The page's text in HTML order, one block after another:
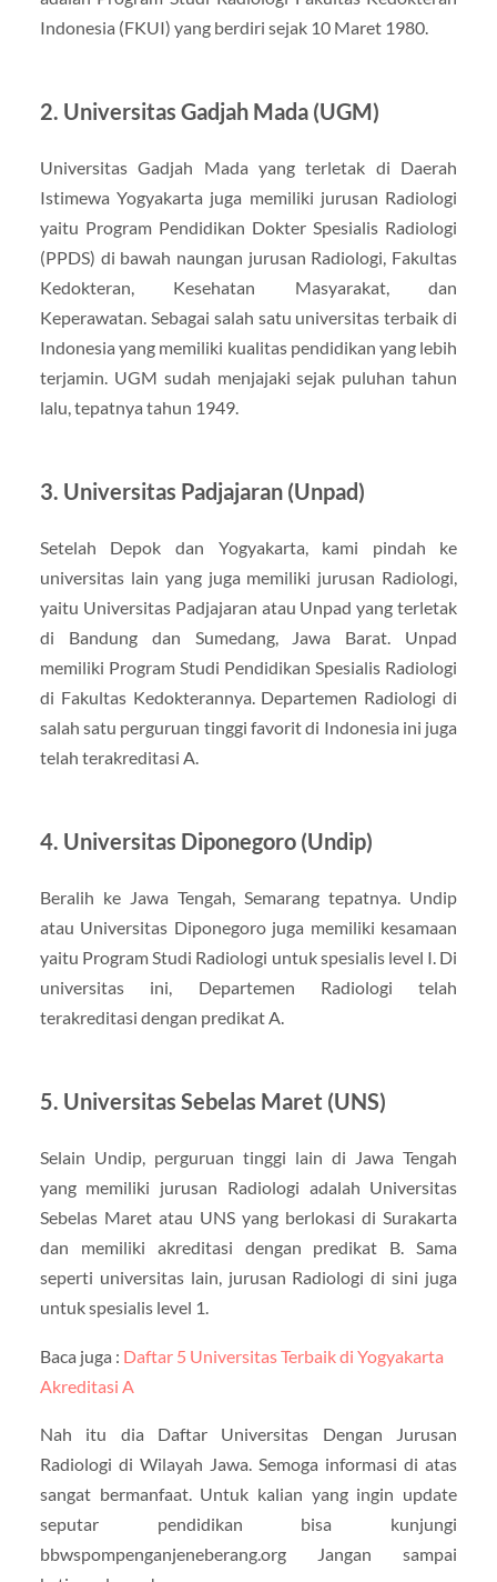
Indonesia (FKUI) yang berdiri sejak 10 Maret 1980.
2. Universitas Gadjah Mada (UGM)
Universitas Gadjah Mada yang terletak di Daerah
Istimewa Yogyakarta juga memiliki jurusan Radiologi
yaitu Program Pendidikan Dokter Spesialis Radiologi
(PPDS) di bawah naungan jurusan Radiologi, Fakultas
Kedokteran, Kesehatan Masyarakat, dan
Keperawatan. Sebagai salah satu universitas terbaik di
Indonesia yang memiliki kualitas pendidikan yang lebih
terjamin. UGM sudah menjajaki sejak puluhan tahun
lalu, tepatnya tahun 1949.
3. Universitas Padjajaran (Unpad)
Setelah Depok dan Yogyakarta, kami pindah ke
universitas lain yang juga memiliki jurusan Radiologi,
yaitu Universitas Padjajaran atau Unpad yang terletak
di Bandung dan Sumedang, Jawa Barat. Unpad
memiliki Program Studi Pendidikan Spesialis Radiologi
di Fakultas Kedokterannya. Departemen Radiologi di
salah satu perguruan tinggi favorit di Indonesia ini juga
telah terakreditasi A.
4. Universitas Diponegoro (Undip)
Beralih ke Jawa Tengah, Semarang tepatnya. Undip
atau Universitas Diponegoro juga memiliki kesamaan
yaitu Program Studi Radiologi untuk spesialis level I. Di
universitas ini, Departemen Radiologi telah
terakreditasi dengan predikat A.
5. Universitas Sebelas Maret (UNS)
Selain Undip, perguruan tinggi lain di Jawa Tengah
yang memiliki jurusan Radiologi adalah Universitas
Sebelas Maret atau UNS yang berlokasi di Surakarta
dan memiliki akreditasi dengan predikat B. Sama
seperti universitas lain, jurusan Radiologi di sini juga
untuk spesialis level 1.
Baca juga : Daftar 5 Universitas Terbaik di Yogyakarta
Akreditasi A
Nah itu dia Daftar Universitas Dengan Jurusan
Radiologi di Wilayah Jawa. Semoga informasi di atas
sangat bermanfaat. Untuk kalian yang ingin update
seputar pendidikan bisa kunjungi
bbwspompenganjeneberang.org Jangan sampai